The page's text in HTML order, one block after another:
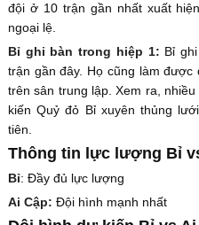
đội ở 10 trận gần nhất xuất
ngoại lệ.
Bỉ ghi bàn trong hiệp 1: Bỉ
trận gần đây. Họ cũng làm
trên sân trung lập. Xem ra,
kiến Quỷ đỏ Bỉ xuyên thủng
tiên.
Thông tin lực lượng Bỉ
Bỉ: Đầy đủ lực lượng
Ai Cập: Đội hình mạnh nhất